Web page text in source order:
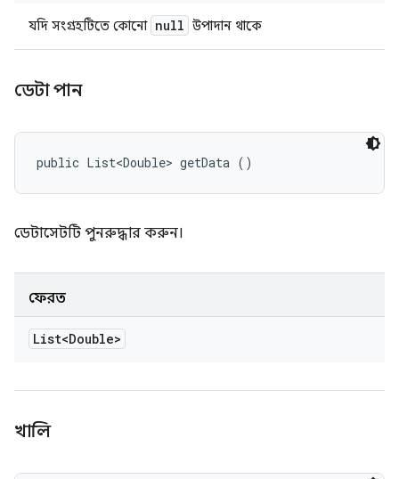
যদি সংগ্রহটিতে কোনো null উপাদান থাকে
ডেটা পান
public List<Double> getData ()
ডেটাসেটটি পুনরুদ্ধার করুন।
ফেরত
List<Double>
খালি